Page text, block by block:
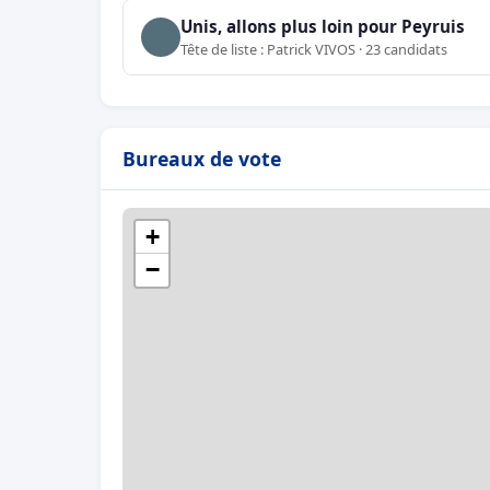
Unis, allons plus loin pour Peyruis
Tête de liste : Patrick VIVOS · 23 candidats
Bureaux de vote
+
−